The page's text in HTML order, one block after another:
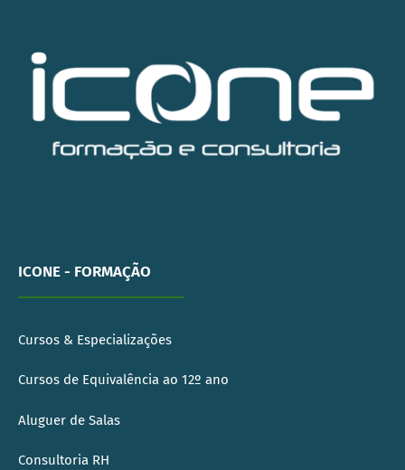
ICONE - FORMAÇÃO
Cursos & Especializações
Cursos de Equivalência ao 12º ano
Aluguer de Salas
Consultoria RH